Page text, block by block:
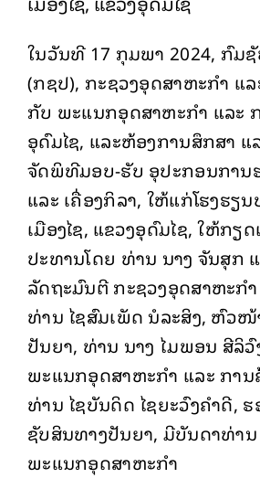
ໃນວັນທີ 17 ກຸມພາ 2024, ກົມ
(ກຊປ), ກະຊວງອຸດສາຫະກໍາ ແ
ກັບ ພະແນກອຸດສາຫະກໍາ ແລະ
ອຸດົມໄຊ, ແລະຫ້ອງການສຶກສາ ແ
ຈັດພິທີມອບ-ຮັບ ອຸປະກອນການ
ແລະ ເຄື່ອງກິລາ, ໃຫ້ແກ່ໂຮງຮຽ
ເມືອງໄຊ, ແຂວງອຸດົມໄຊ, ໃຫ້ກຽ
ປະທານໂດຍ ທ່ານ ນາງ ຈັນສຸກ
ລັດຖະມົນຕີ ກະຊວງອຸດສາຫະກ
ທ່ານ ໄຊສົມເພັດ ນໍລະສິງ, ຫົວ
ປັນຍາ, ທ່ານ ນາງ ໄມພອນ ສີລິ
ພະແນກອຸດສາຫະກໍາ ແລະ ການ
ທ່ານ ໄຊບັນດິດ ໄຊຍະວົງຄໍາດີ,
ຊັບສິນທາງປັນຍາ, ມີບັນດາທ່າ
ພະແນກອຸດສາຫະກໍາ